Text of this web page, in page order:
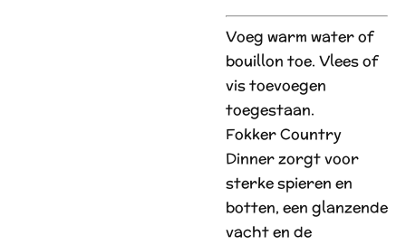
Voeg warm water of
bouillon toe. Vlees of
vis toevoegen
toegestaan.
Fokker Country
Dinner zorgt voor
sterke spieren en
botten, een glanzende
vacht en de